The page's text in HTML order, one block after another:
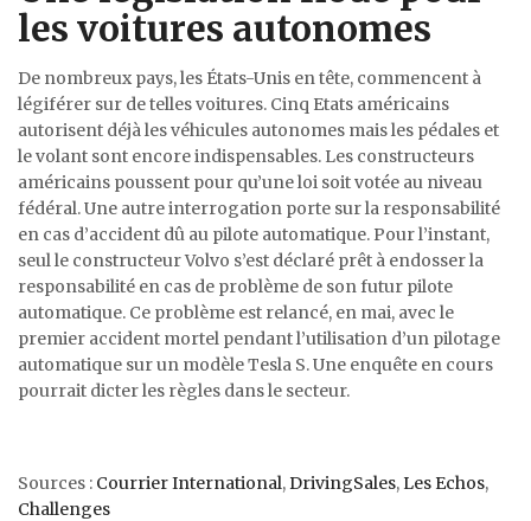
les voitures autonomes
De nombreux pays, les États-Unis en tête, commencent à
légiférer sur de telles voitures. Cinq Etats américains
autorisent déjà les véhicules autonomes mais les pédales et
le volant sont encore indispensables. Les constructeurs
américains poussent pour qu’une loi soit votée au niveau
fédéral. Une autre interrogation porte sur la responsabilité
en cas d’accident dû au pilote automatique. Pour l’instant,
seul le constructeur Volvo s’est déclaré prêt à endosser la
responsabilité en cas de problème de son futur pilote
automatique. Ce problème est relancé, en mai, avec le
premier accident mortel pendant l’utilisation d’un pilotage
automatique sur un modèle Tesla S. Une enquête en cours
pourrait dicter les règles dans le secteur.
Sources : Courrier International, DrivingSales, Les Echos,
Challenges